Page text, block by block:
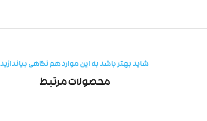
شاید بهتر باشد به این موارد هم نگاهی بیاندازید
محصولات مرتبط